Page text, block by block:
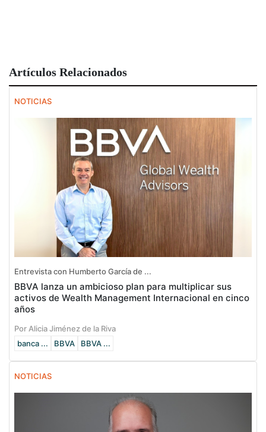
Artículos Relacionados
NOTICIAS
Entrevista con Humberto García de ...
BBVA lanza un ambicioso plan para multiplicar sus
activos de Wealth Management Internacional en cinco
años
Por Alicia Jiménez de la Riva
banca ...
BBVA BBVA ...
NOTICIAS